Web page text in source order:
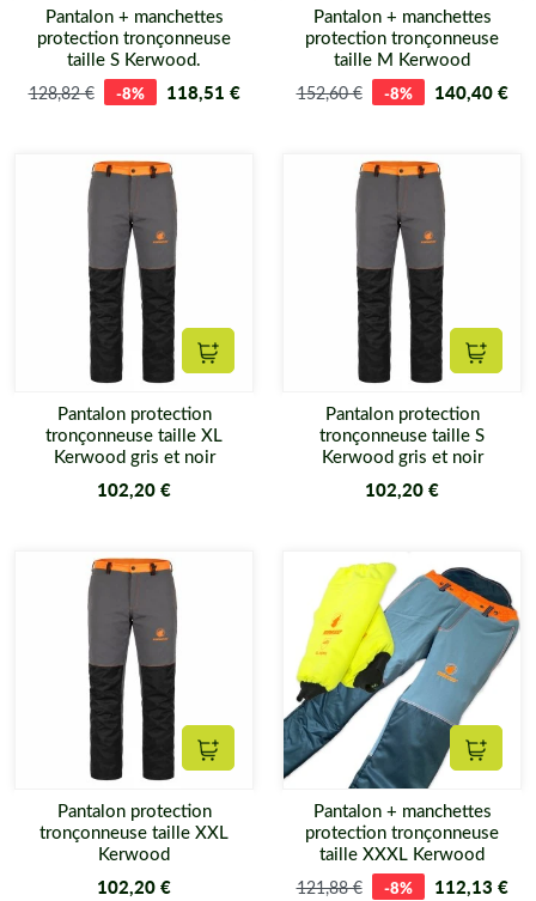
Pantalon + manchettes
protection tronçonneuse
taille S Kerwood.
128,82 € -8% 118,51 €
Pantalon + manchettes
protection tronçonneuse
taille M Kerwood
152,60 € -8% 140,40 €
Ajouter au panier
Pantalon protection
tronçonneuse taille XL
Kerwood gris et noir
102,20 €
Pantalon protection
tronçonneuse taille S
Kerwood gris et noir
102,20 €
Ajouter au panier
Pantalon protection
tronçonneuse taille XXL
Kerwood
102,20 €
Pantalon + manchettes
protection tronçonneuse
taille XXXL Kerwood
121,88 € -8% 112,13 €